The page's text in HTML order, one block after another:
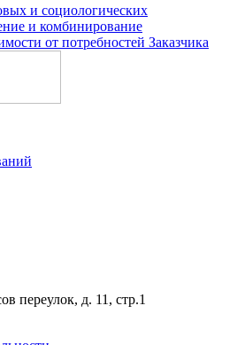
и социологических
и комбинирование
от потребностей Заказчика
переулок, д. 11, стр.1